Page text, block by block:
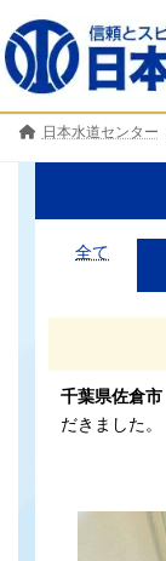
ン
テ
ン
へ
ビ
ゲ
ー
ョ
日本水道センター
全て
千葉県佐倉
だきました。